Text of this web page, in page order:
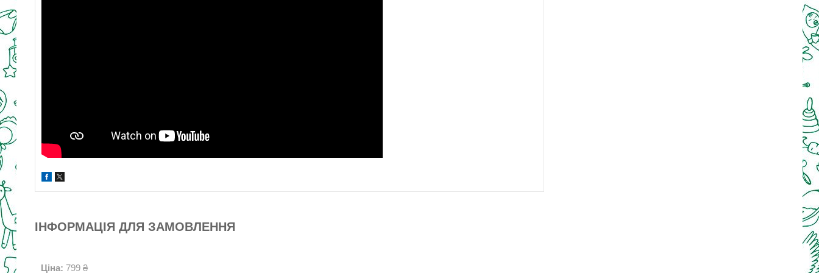
ІНФОРМАЦІЯ ДЛЯ ЗАМОВЛЕННЯ
Ціна: 799 ₴